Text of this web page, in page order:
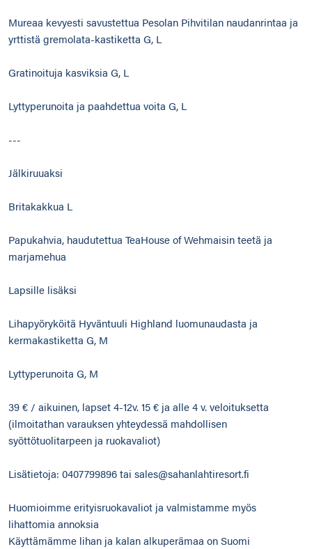
Mureaa kevyesti savustettua Pesolan Pihvitilan naudanrintaa ja
yrttistä gremolata-kastiketta G, L
Gratinoituja kasviksia G, L
Lyttyperunoita ja paahdettua voita G, L
---
Jälkiruuaksi
Britakakkua L
Papukahvia, haudutettua TeaHouse of Wehmaisin teetä ja
marjamehua
Lapsille lisäksi
Lihapyöryköitä Hyväntuuli Highland luomunaudasta ja
kermakastiketta G, M
Lyttyperunoita G, M
39 € / aikuinen, lapset 4-12v. 15 € ja alle 4 v. veloituksetta
(ilmoitathan varauksen yhteydessä mahdollisen
syöttötuolitarpeen ja ruokavaliot)
Lisätietoja: 0407799896 tai sales@sahanlahtiresort.fi
Huomioimme erityisruokavaliot ja valmistamme myös
lihattomia annoksia
Käyttämämme lihan ja kalan alkuperämaa on Suomi